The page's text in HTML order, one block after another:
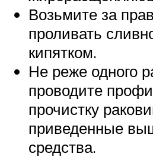
Возьмите за
проливать
кипятком.
Не реже одного
проводите
прочистку
приведенные
средства.